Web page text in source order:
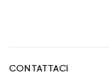
CONTATTACI